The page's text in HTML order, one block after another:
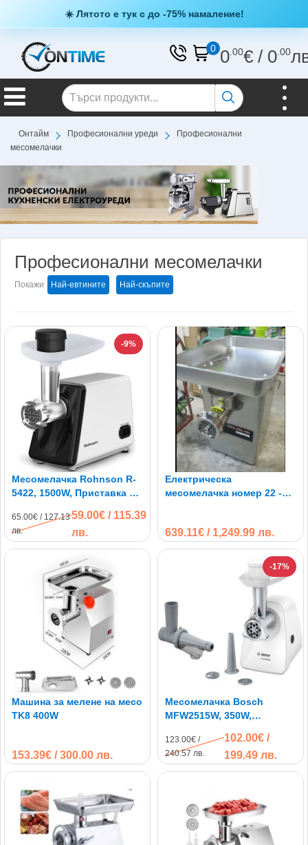
☀️ Лятото е тук с до -75% намаление!
0 0.00€/ 0.00
Онтайм Професионални уреди
Професионални
месомелачки
Професионални месомелачки
Покажи Най-евтините Най-скъпите
-9%
Месомелачка Rohnson R-
5422, 1500W, Приставка за
65.00€ / 127.13
лв.
59.00€ / 115.39
лв.
Електрическа
месомелачка номер 22 -
639.11€ / 1,249.99 лв.
Машина за мелене на месо
TK8 400W
153.39€ / 300.00 лв.
-17%
Месомелачка Bosch
MFW2515W, 350W,
колбаси
123.00€ /
240.57 лв.
102.00€ /
199.49 лв.